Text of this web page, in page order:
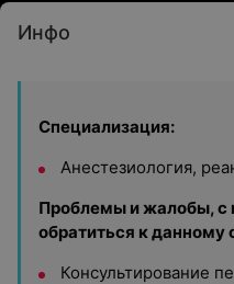
Инфо
Специализация:
Анестезиология,
Проблемы и жалобы,
обратиться к данному
Консультирование